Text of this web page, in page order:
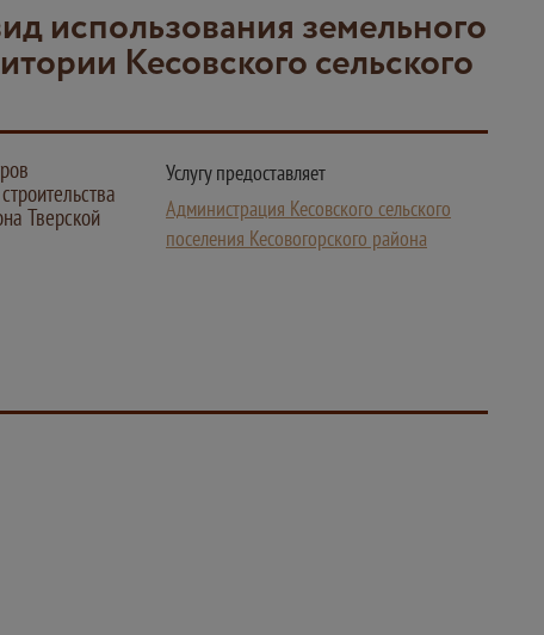
использования земельного
Кесовского сельского
Тверской
Услугу предоставляет
Администрация Кесовского сельского
поселения Кесовогорского района